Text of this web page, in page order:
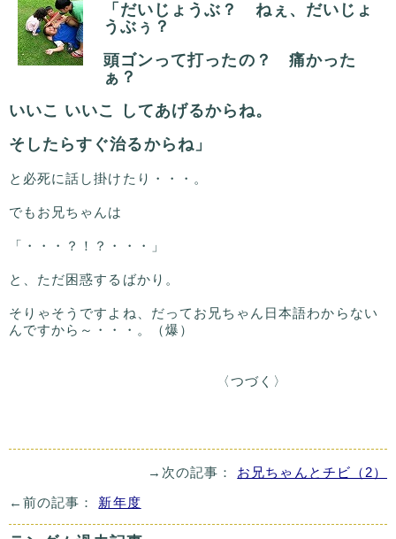
「だいじょうぶ？ ねぇ、だいじょ
うぶぅ？
頭ゴンって打ったの？ 痛かった
ぁ？
いいこ いいこ してあげるからね。
そしたらすぐ治るからね」
と必死に話し掛けたり・・・。
でもお兄ちゃんは
「・・・？！？・・・」
と、ただ困惑するばかり。
そりゃそうですよね、だってお兄ちゃん日本語わからない
んですから～・・・。（爆）
〈つづく〉
→次の記事： お兄ちゃんとチビ（2）
←前の記事： 新年度